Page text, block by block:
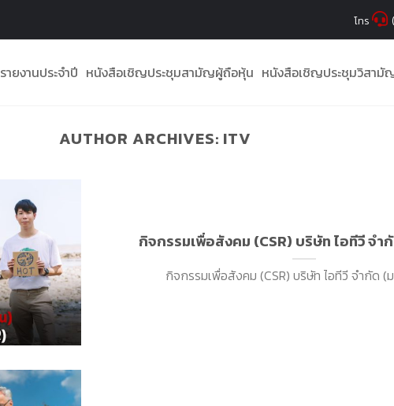
โทร
รายงานประจำปี หนังสือเชิญประชุมสามัญผู้ถือหุ้น หนังสือเชิญประชุมวิสา
AUTHOR ARCHIVES: ITV
กิจกรรมเพื่อสังคม (CSR) บริษัท ไอทีวี จำ
กิจกรรมเพื่อสังคม (CSR) บริษัท ไอทีวี จำกัด (